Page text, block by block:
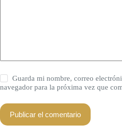
Guarda mi nombre, correo
navegador para la próxima vez que
Publicar el comentario